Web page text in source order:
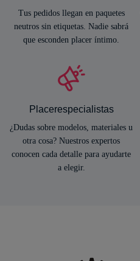
Tus pedidos llegan en paquetes
neutros sin etiquetas. Nadie sabrá
que esconden placer íntimo.
Placerespecialistas
¿Dudas sobre modelos, materiales u
otra cosa? Nuestros expertos
conocen cada detalle para ayudarte
a elegir.